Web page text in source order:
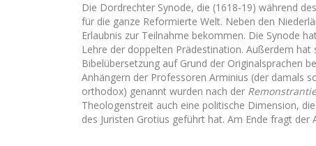
Die Dordrechter Synode, die (1618-19) während
für die ganze Reformierte Welt. Neben den
Erlaubnis zur Teilnahme bekommen. Die Synode
Lehre der doppelten Prädestination. Außerdem
Bibelübersetzung auf Grund der Originalsprachen
Anhängern der Professoren Arminius (der damals
orthodox) genannt wurden nach der Remonstrantie
Theologenstreit auch eine politische Dimension,
des Juristen Grotius geführt hat. Am Ende fragt